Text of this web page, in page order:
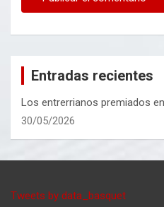
Entradas recientes
Los entrerrianos premiados
30/05/2026
Tweets by data_basquet